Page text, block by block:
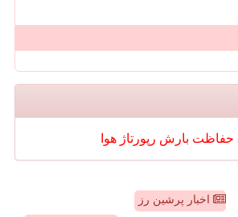
حفاظت بارش رپورتاژ هوا
اخبار پرشین رز